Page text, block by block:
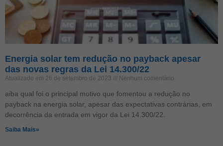
Energia solar tem redução no payback apesar
das novas regras da Lei 14.300/22
Atualizado em 26 de setembro de 2023 Nenhum comentário
aiba qual foi o principal motivo que fomentou a redução no
payback na energia solar, apesar das expectativas contrárias, em
decorrência da entrada em vigor da Lei 14.300/22.
Saiba Mais»